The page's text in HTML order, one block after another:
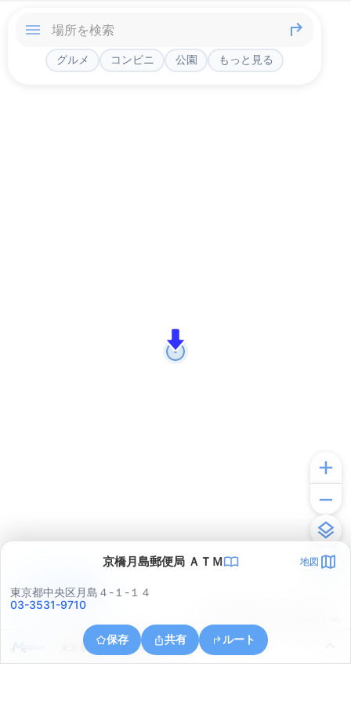
グルメ コンビニ 公園 もっと見る
京橋月島郵便局 ＡＴＭ 地図
東京都中央区月島４-１-１４
03-3531-9710
保存 共有 ルート
東京都江東区越中島２丁目１
アプリで見る